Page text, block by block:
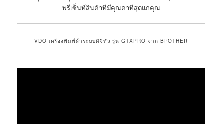
พรีเซ็นท์สินค้าที่มีคุณค่าที่สุดแก่คุณ
VDO เครื่องพิมพ์ผ้าระบบดิจิทัล รุ่น GTXPRO จาก BROTHER